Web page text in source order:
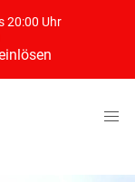
20:00 Uhr